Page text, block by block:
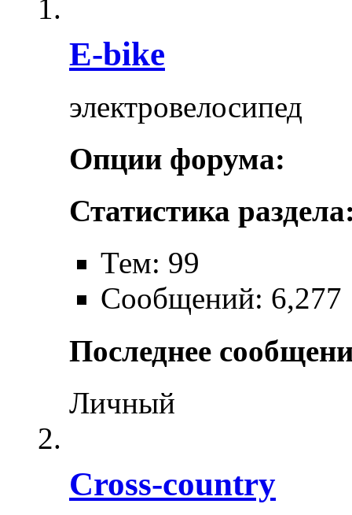
E-bike
электровелосипед
Опции форума:
Статистика
Тем: 99
Сообщений: 6,277
Последнее
Личный
Cross-сountry